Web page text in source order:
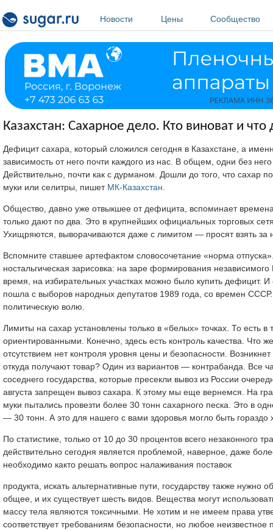
Новости
Цены Сообщество
Казахстан: Сахарное дело. Кто виноват и что
Дефицит сахара, который сложился сегодня в Казахстане, а
зависимость от него почти каждого из нас. В общем, одни без
Действительно, почти как с дурманом. Дошли до того, что сахар
муки или селитры, пишет МК-Казахстан
Общество, давно уже отвыкшее от дефицита, вспоминает
только дают по два. Это в крупнейших официальных торговых
Ухищряются, выворачиваются даже с лимитом — просят взять
Вспомните ставшее артефактом словосочетание «норма
ностальгическая зарисовка: на заре формирования
время, на избирательных участках можно было купить
пошла с выборов народных депутатов 1989 года, со времен
политическую волю.
Лимиты на сахар установлены только в «белых» точках. То есть
ориентированными. Конечно, здесь есть контроль качества. Что
отсутствием нет контроля уровня цены и безопасности.
откуда получают товар? Один из вариантов — контрабанда.
соседнего государства, которые пресекли вывоз из России
августа запрещен вывоз сахара. К этому мы еще вернемся. На
муки пытались провезти более 30 тонн сахарного песка. Это в
— 30 тонн. А это для нашего с вами здоровья могло быть
По статистике, только от 10 до 30 процентов всего незаконного
действительно сегодня является проблемой, наверное, даже
необходимо както решать вопрос налаживания поставок
продукта, искать альтернативные пути, государству также
общее, и их существует шесть видов. Вещества могут
массу тела являются токсичными. Не хотим и не имеем права
соответствует требованиям безопасности, но любое